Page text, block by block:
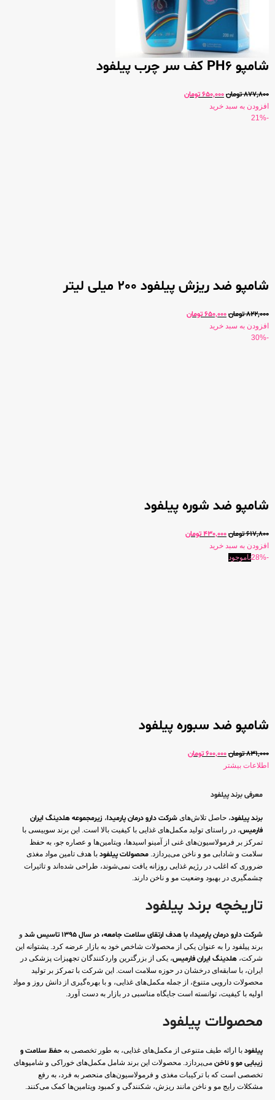
شامپو PH6 کف سر چرب پیلفود
877,800تومان650,000تومان
افزودن به سبد خرید
-21%
شامپو ضد ریزش پیلفود 200 میلی لیتر
822,000تومان650,000تومان
افزودن به سبد خرید
-30%
شامپو ضد شوره پیلفود
617,800تومان430,000 تومان
افزودن به سبد خرید
-28%
ناموجود
شامپو ضد سبوره پیلفود
831,000تومان600,000تومان
اطلاعات بیشتر
معرفی برند پیلفود
برند پیلفود، حاصل تلاش‌های شرکت دارو درمان پارمیدا، زیرمجموعه هلدینگ ایران
فارمیس، در راستای تولید مکمل‌های غذایی با کیفیت بالا است. این برند سوییسی با
تمرکز بر فرمولاسیون‌های غنی از آمینو اسیدها، ویتامین‌ها و عصاره جو، به حفظ
سلامت و شادابی مو و ناخن می‌پردازد. محصولات پیلفود با هدف تامین مواد مغذی
ضروری که اغلب در رژیم غذایی روزانه یافت نمی‌شوند، طراحی شده‌اند و تاثیرات
چشمگیری در بهبود وضعیت مو و ناخن دارند.
تاریخچه برند پیلفود
شرکت دارو درمان پارمیدا، با هدف ارتقای سلامت جامعه، در سال 1395 تاسیس شد
و
برند پیلفود را به عنوان یکی از محصولات شاخص خود به بازار عرضه کرد. پشتوانه این
شرکت، هلدینگ ایران فارمیس، یکی از بزرگترین واردکنندگان تجهیزات پزشکی در
ایران، با سابقه‌ای درخشان در حوزه سلامت است. این شرکت با تمرکز بر تولید
محصولات دارویی متنوع، از جمله مکمل‌های غذایی، و با بهره‌گیری از دانش روز و مواد
اولیه با کیفیت، توانسته است جایگاه مناسبی در بازار به دست آورد.
محصولات پیلفود
پیلفود با ارائه طیف متنوعی از مکمل‌های غذایی، به طور تخصصی به حفظ سلامت و
زیبایی مو و ناخن می‌پردازد. محصولات این برند شامل مکمل‌های خوراکی و شامپوهای
تخصصی است که با ترکیبات مغذی و فرمولاسیون‌های منحصر به فرد، به رفع
مشکلات رایج مو و ناخن مانند ریزش، شکنندگی و کمبود ویتامین‌ها کمک می‌کنند.